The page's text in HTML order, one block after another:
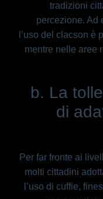
tradizioni
percezione. Ad
l’uso del clacson è
mentre nelle aree
b. La
di
Per far fronte ai
molti cittadini
l’uso di cuffie,